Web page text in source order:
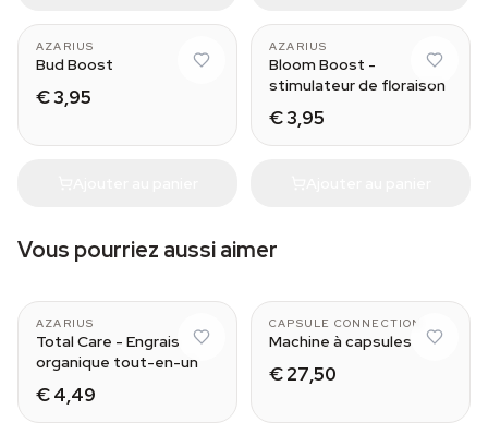
AZARIUS
Bud Boost
€ 3,95
AZARIUS
Bloom Boost -
stimulateur de floraison
€ 3,95
Vous pourriez aussi aimer
AZARIUS
Total Care - Engrais
organique tout-en-un
€ 4,49
CAPSULE CONNECTION
Machine à capsules
€ 27,50